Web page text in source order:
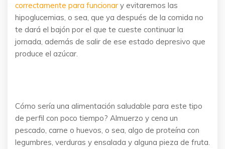
correctamente para funcionar y evitaremos las
hipoglucemias, o sea, que ya después de la comida no
te dará el bajón por el que te cueste continuar la
jornada, además de salir de ese estado depresivo que
produce el azúcar.
Cómo sería una alimentación saludable para este tipo
de perfil con poco tiempo? Almuerzo y cena un
pescado, carne o huevos, o sea, algo de proteína con
legumbres, verduras y ensalada y alguna pieza de fruta.